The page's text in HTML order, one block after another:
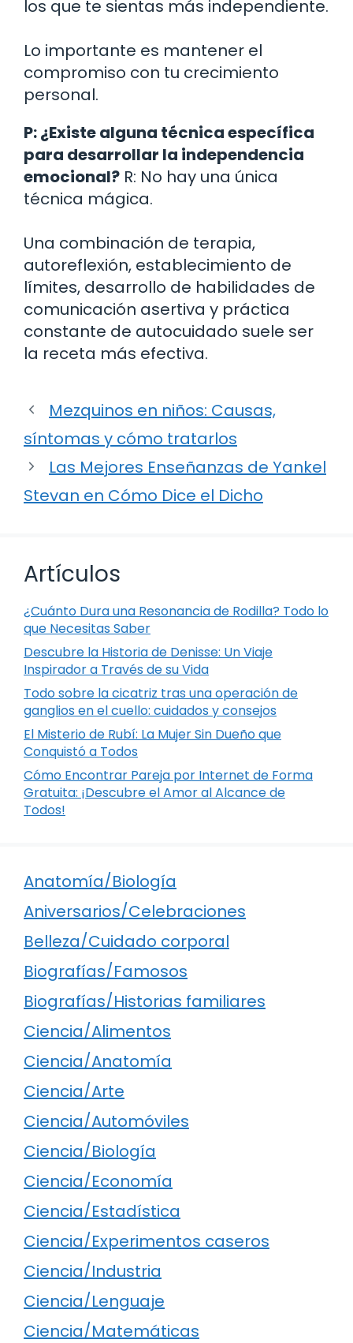
los que te sientas más independiente.
Lo importante es mantener el
compromiso con tu crecimiento
personal.
P: ¿Existe alguna técnica específica
para desarrollar la independencia
emocional? R: No hay una única
técnica mágica.
Una combinación de terapia,
autoreflexión, establecimiento de
límites, desarrollo de habilidades de
comunicación asertiva y práctica
constante de autocuidado suele ser
la receta más efectiva.
Mezquinos en niños: Causas,
síntomas y cómo tratarlos
Las Mejores Enseñanzas de Yankel
Stevan en Cómo Dice el Dicho
Artículos
¿Cuánto Dura una Resonancia de Rodilla? Todo lo
que Necesitas Saber
Descubre la Historia de Denisse: Un Viaje
Inspirador a Través de su Vida
Todo sobre la cicatriz tras una operación de
ganglios en el cuello: cuidados y consejos
El Misterio de Rubí: La Mujer Sin Dueño que
Conquistó a Todos
Cómo Encontrar Pareja por Internet de Forma
Gratuita: ¡Descubre el Amor al Alcance de
Todos!
Anatomía/Biología
Aniversarios/Celebraciones
Belleza/Cuidado corporal
Biografías/Famosos
Biografías/Historias familiares
Ciencia/Alimentos
Ciencia/Anatomía
Ciencia/Arte
Ciencia/Automóviles
Ciencia/Biología
Ciencia/Economía
Ciencia/Estadística
Ciencia/Experimentos caseros
Ciencia/Industria
Ciencia/Lenguaje
Ciencia/Matemáticas